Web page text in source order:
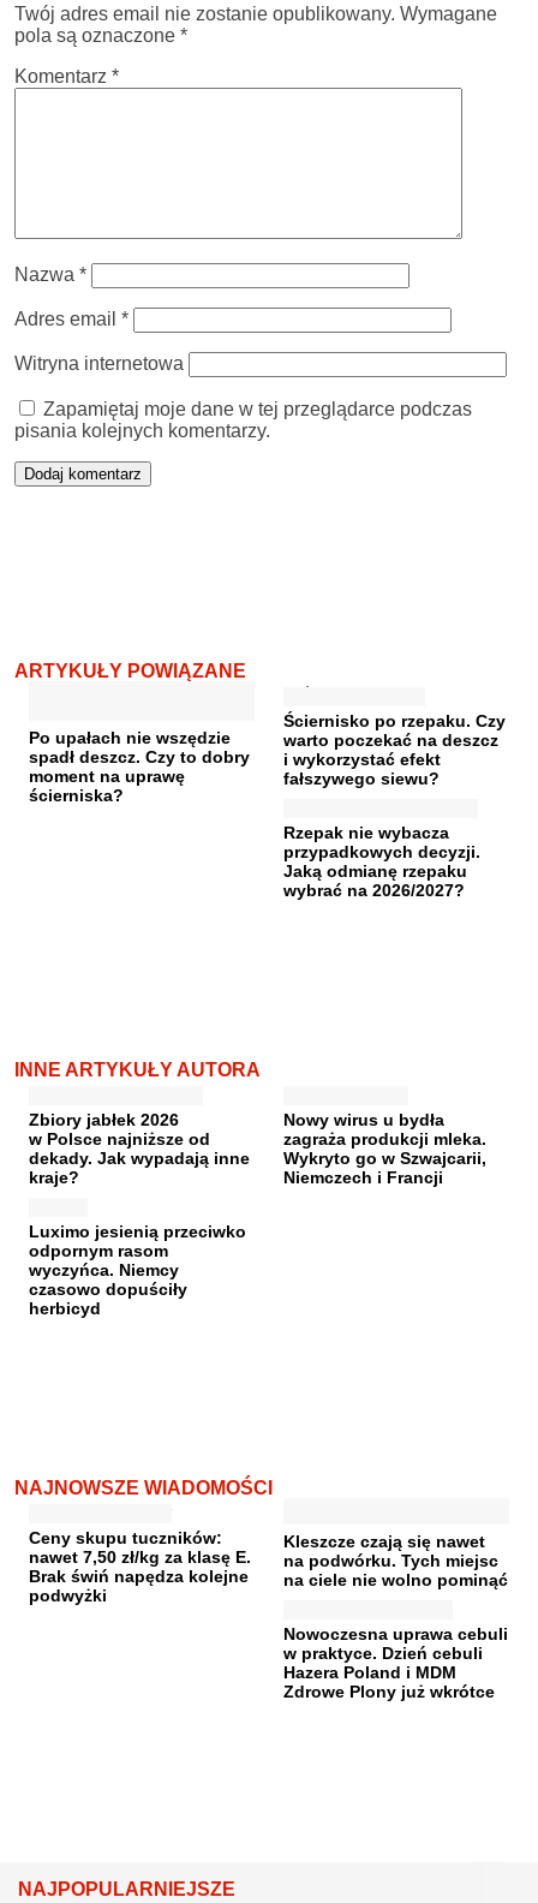
Twój adres email nie zostanie opublikowany. Wymagane
pola są oznaczone *
Komentarz *
Nazwa *
Adres email *
Witryna internetowa
Zapamiętaj moje dane w tej przeglądarce podczas
pisania kolejnych komentarzy.
ARTYKUŁY POWIĄZANE
Po upałach nie wszędzie
spadł deszcz. Czy to dobry
moment na uprawę
ścierniska?
Ściernisko po rzepaku. Czy
warto poczekać na deszcz
i wykorzystać efekt
fałszywego siewu?
Rzepak nie wybacza
przypadkowych decyzji.
Jaką odmianę rzepaku
wybrać na 2026/2027?
INNE ARTYKUŁY AUTORA
Zbiory jabłek 2026
w Polsce najniższe od
dekady. Jak wypadają inne
kraje?
Nowy wirus u bydła
zagraża produkcji mleka.
Wykryto go w Szwajcarii,
Niemczech i Francji
Luximo jesienią przeciwko
odpornym rasom
wyczyńca. Niemcy
czasowo dopuściły
herbicyd
NAJNOWSZE WIADOMOŚCI
Ceny skupu tuczników:
nawet 7,50 zł/kg za klasę E.
Brak świń napędza kolejne
podwyżki
Kleszcze czają się nawet
na podwórku. Tych miejsc
na ciele nie wolno pominąć
Nowoczesna uprawa cebuli
w praktyce. Dzień cebuli
Hazera Poland i MDM
Zdrowe Plony już wkrótce
NAJPOPULARNIEJSZE